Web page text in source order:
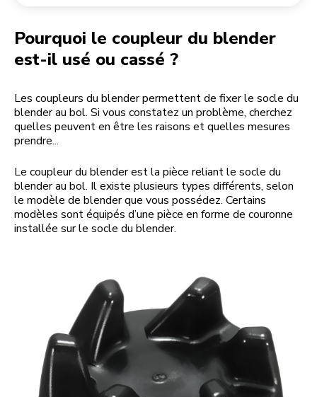
Pourquoi le coupleur du blender
est-il usé ou cassé ?
Les coupleurs du blender permettent de fixer le socle du
blender au bol. Si vous constatez un problème, cherchez
quelles peuvent en être les raisons et quelles mesures
prendre...
Le coupleur du blender est la pièce reliant le socle du
blender au bol. Il existe plusieurs types différents, selon
le modèle de blender que vous possédez. Certains
modèles sont équipés d’une pièce en forme de couronne
installée sur le socle du blender.